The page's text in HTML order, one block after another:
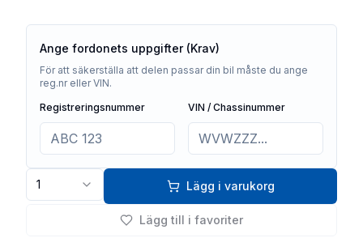
Ange fordonets uppgifter (Krav)
För att säkerställa att delen passar din bil måste du ange
reg.nr eller VIN.
Registreringsnummer
VIN / Chassinummer
1 Lägg i varukorg
Lägg till i favoriter